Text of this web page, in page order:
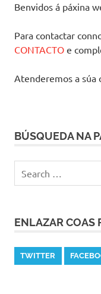
Benvidos á páxina
Para contactar
CONTACTO e
Atenderemos a súa
BÚSQUEDA NA
ENLAZAR COAS
TWITTER